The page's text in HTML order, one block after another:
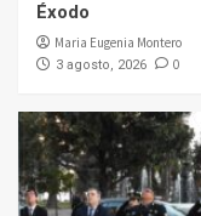
Éxodo
Maria Eugenia Montero
3 agosto, 2026 0